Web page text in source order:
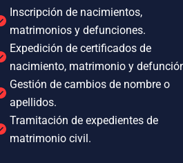
Inscripción de nacimientos,
matrimonios y defunciones.
Expedición de certificados de
nacimiento, matrimonio y
Gestión de cambios de nombre o
apellidos.
Tramitación de expedientes de
matrimonio civil.